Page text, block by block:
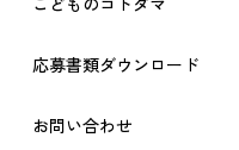
こどものコトダマ
応募書類ダウンロード
お問い合わせ